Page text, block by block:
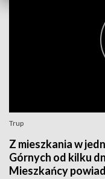
Trup
Z mieszkania w
Górnych od kilku
Mieszkańcy